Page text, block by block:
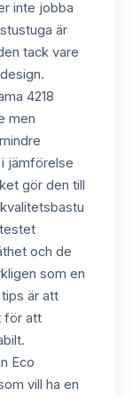
inte jobba
är
tack vare
4218
men
jämförelse
gör den till
och de
som en
är att
för att
Eco
vill ha en